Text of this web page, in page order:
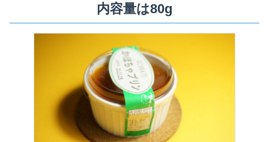
内容量は80g